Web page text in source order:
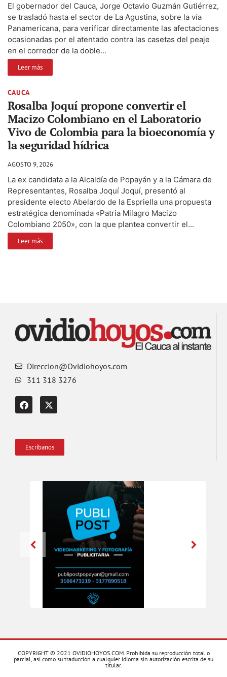
El gobernador del Cauca, Jorge Octavio Guzmán Gutiérrez,
se trasladó hasta el sector de La Agustina, sobre la vía
Panamericana, para verificar directamente las afectaciones
ocasionadas por el atentado contra las casetas del peaje
en el corredor de la doble...
Leer más
CAUCA
Rosalba Joquí propone convertir el
Macizo Colombiano en el Laboratorio
Vivo de Colombia para la bioeconomía y
la seguridad hídrica
AGOSTO 9, 2026
La ex candidata a la Alcaldía de Popayán y a la Cámara de
Representantes, Rosalba Joquí Joquí, presentó al
presidente electo Abelardo de la Espriella una propuesta
estratégica denominada «Patria Milagro Macizo
Colombiano 2050», con la que plantea convertir el...
Leer más
Direccion@Ovidiohoyos.com
311 318 3276
Escríbanos
COPYRIGHT © 2021 OVIDIOHOYOS.COM. Prohibida su reproducción total o
parcial, así como su traducción a cualquier idioma sin autorización escrita de su
titular.